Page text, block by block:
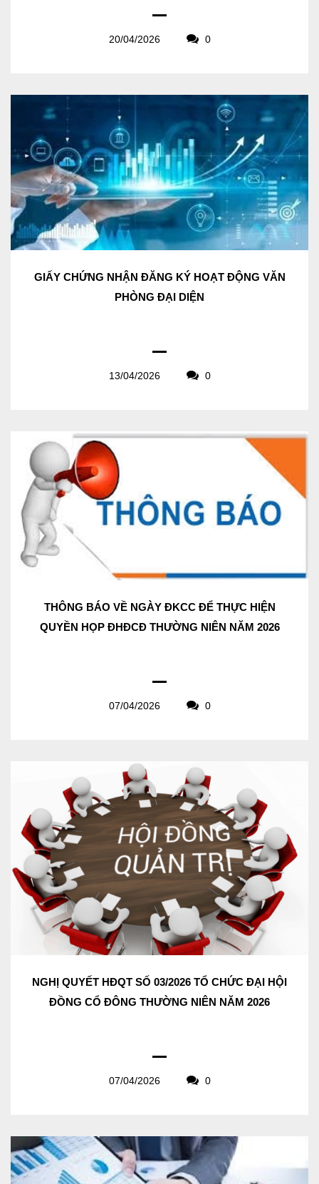
20/04/2026 0
GIẤY CHỨNG NHẬN ĐĂNG KÝ HOẠT ĐỘNG VĂN
PHÒNG ĐẠI DIỆN
13/04/2026 0
THÔNG BÁO VỀ NGÀY ĐKCC ĐỂ THỰC HIỆN
QUYỀN HỌP ĐHĐCĐ THƯỜNG NIÊN NĂM 2026
07/04/2026 0
NGHỊ QUYẾT HĐQT SỐ 03/2026 TỔ CHỨC ĐẠI HỘI
ĐỒNG CỔ ĐÔNG THƯỜNG NIÊN NĂM 2026
07/04/2026 0